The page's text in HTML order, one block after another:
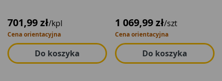
701,99 zł/kpl
Cena orientacyjna
Do koszyka
1 069,99 zł/szt
Cena orientacyjna
Do koszyka